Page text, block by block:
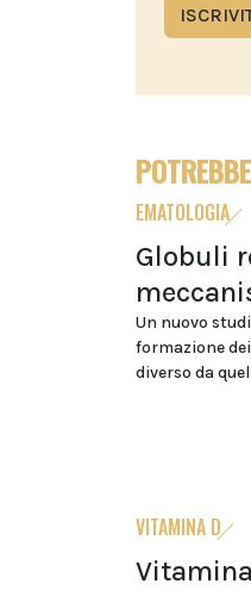
EMATOLOGIA
Globuli
Un nuovo
formazione
diverso da
VITAMINA D